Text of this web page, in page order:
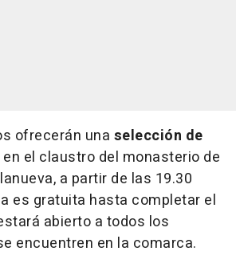
ofrecerán una selección de
en el claustro del monasterio de
a partir de las 19.30
es gratuita hasta completar el
abierto a todos los
encuentren en la comarca.